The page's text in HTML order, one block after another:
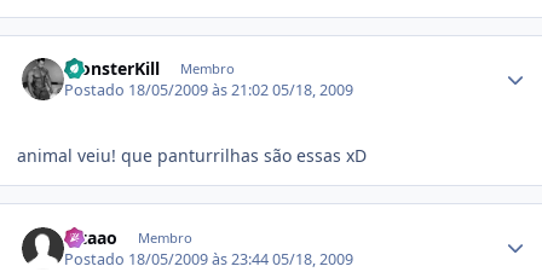
MonsterKill Membro
Postado 18/05/2009 às 21:0205/18, 2009
animal veiu! que panturrilhas são essas xD
Vitaao Membro
Postado 18/05/2009 às 23:4405/18, 2009